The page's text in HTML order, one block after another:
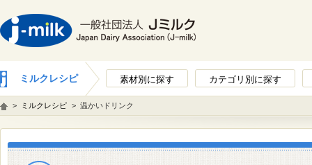
ミルクレシピ 素材別に探す カテゴリ別に探す
> ミルクレシピ > 温かいドリンク